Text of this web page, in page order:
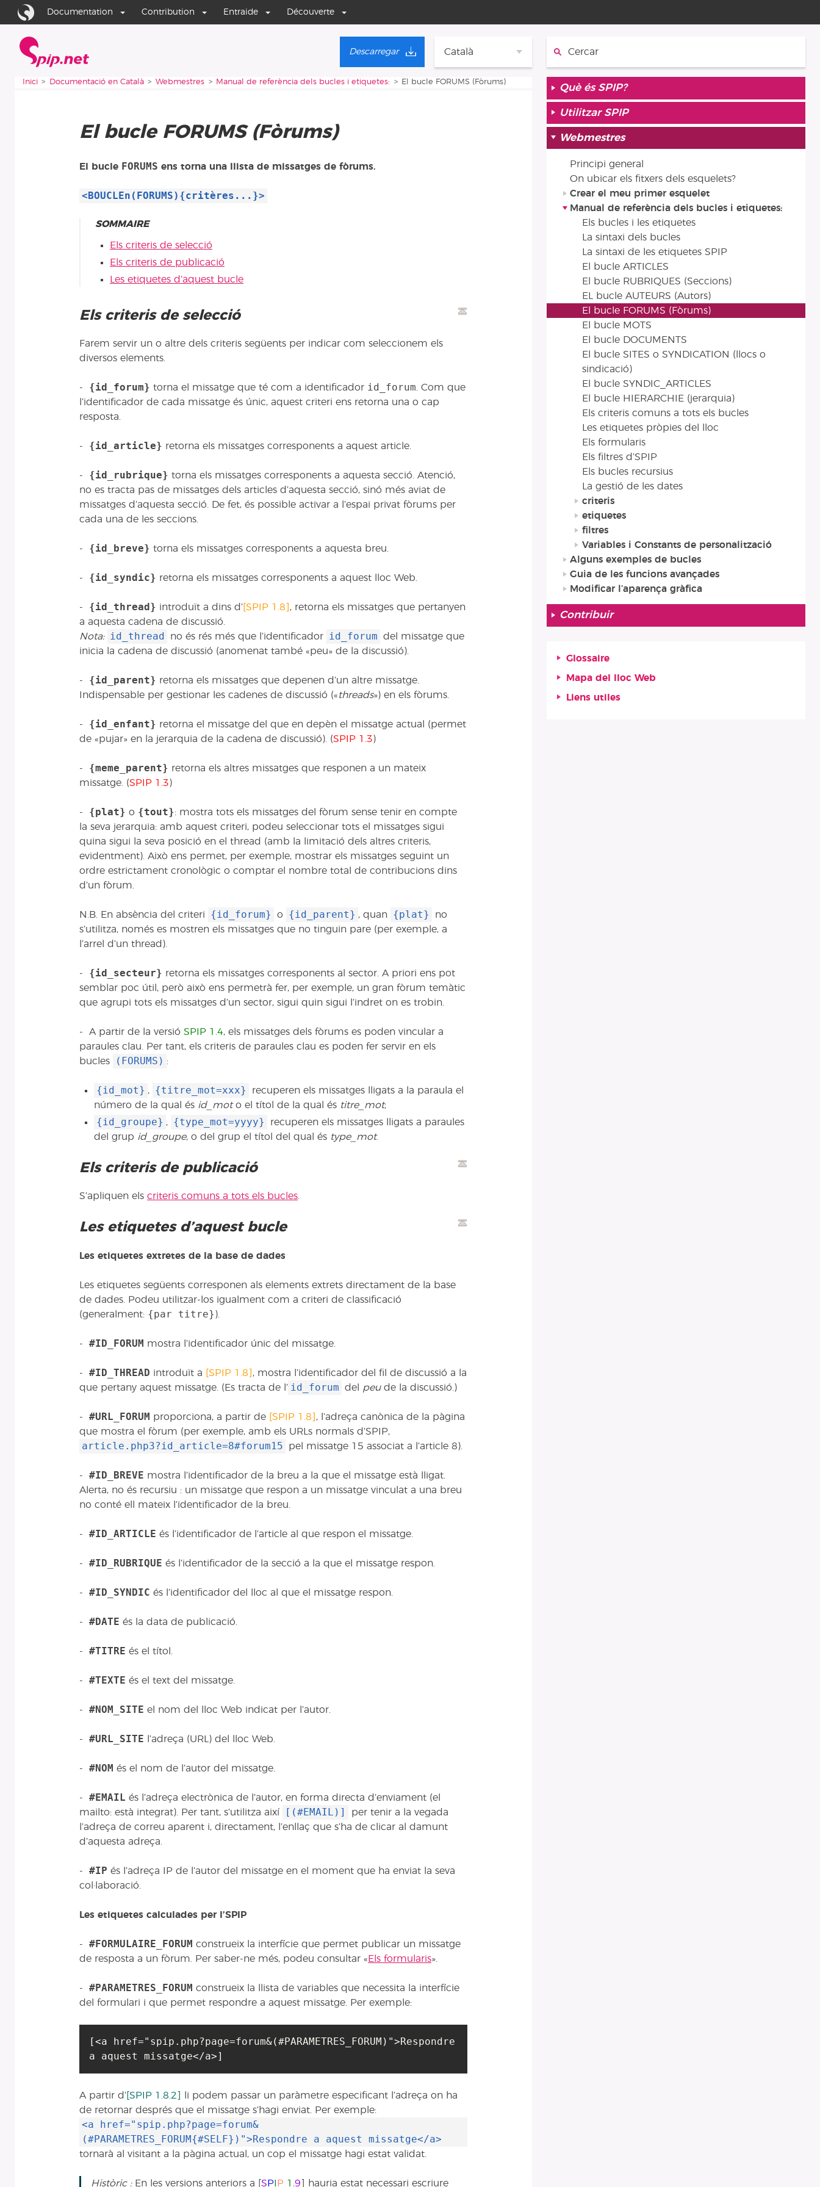
Aller au contenu
Aller à la navigation
Documentation Contribution Entraide Découverte
Català
Descarregar
Vous êtes ici :
Inici Documentació en Català Webmestres Manual de referència dels bucles i etiquetes: El bucle FORUMS (Fòrums)
El bucle FORUMS (Fòrums)
El bucle FORUMS ens torna una llista de missatges de fòrums.
<BOUCLEn(FORUMS){critères...}>
SOMMAIRE
Els criteris de selecció
Els criteris de publicació
Les etiquetes d’aquest bucle
Els criteris de selecció
Farem servir un o altre dels criteris següents per indicar com seleccionem els
diversos elements.
- {id_forum} torna el missatge que té com a identificador id_forum. Com que
l’identificador de cada missatge és únic, aquest criteri ens retorna una o cap
resposta.
- {id_article} retorna els missatges corresponents a aquest article.
- {id_rubrique} torna els missatges corresponents a aquesta secció. Atenció,
no es tracta pas de missatges dels articles d’aquesta secció, sinó més aviat de
missatges d’aquesta secció. De fet, és possible activar a l’espai privat fòrums per
cada una de les seccions.
- {id_breve} torna els missatges corresponents a aquesta breu.
- {id_syndic} retorna els missatges corresponents a aquest lloc Web.
- {id_thread} introduït a dins d’ [SPIP 1.8] , retorna els missatges que pertanyen
a aquesta cadena de discussió.
Nota:
id_thread no és rés més que l’identificador id_forum
del missatge que
inicia la cadena de discussió (anomenat també «peu» de la discussió).
- {id_parent} retorna els missatges que depenen d’un altre missatge.
Indispensable per gestionar les cadenes de discussió («threads») en els fòrums.
- {id_enfant} retorna el missatge del que en depèn el missatge actual (permet
de «pujar» en la jerarquia de la cadena de discussió). (SPIP 1.3)
- {meme_parent} retorna els altres missatges que responen a un mateix
missatge. (SPIP 1.3)
- {plat} o {tout}: mostra tots els missatges del fòrum sense tenir en compte
la seva jerarquia: amb aquest criteri, podeu seleccionar tots el missatges sigui
quina sigui la seva posició en el thread (amb la limitació dels altres criteris,
evidentment). Això ens permet, per exemple, mostrar els missatges seguint un
ordre estrictament cronològic o comptar el nombre total de contribucions dins
d’un fòrum.
N.B. En absència del criteri {id_forum} o {id_parent} , quan {plat}
no
s’utilitza, només es mostren els missatges que no tinguin pare (per exemple, a
l’arrel d’un thread).
- {id_secteur} retorna els missatges corresponents al sector. A priori ens pot
semblar poc útil, però això ens permetrà fer, per exemple, un gran fòrum temàtic
que agrupi tots els missatges d’un sector, sigui quin sigui l’indret on es trobin.
- A partir de la versió SPIP 1.4, els missatges dels fòrums es poden vincular a
paraules clau. Per tant, els criteris de paraules clau es poden fer servir en els
bucles
(FORUMS) :
{id_mot} , {titre_mot=xxx}
recuperen els missatges lligats a la paraula el
número de la qual és id_moto el títol de la qual és titre_mot;
{id_groupe} , {type_mot=yyyy}
recuperen els missatges lligats a paraules
del grup id_groupe, o del grup el títol del qual és type_mot.
Els criteris de publicació
S’apliquen els criteris comuns a tots els bucles.
Les etiquetes d’aquest bucle
Les etiquetes extretes de la base de dades
Les etiquetes següents corresponen als elements extrets directament de la base
de dades. Podeu utilitzar-los igualment com a criteri de classificació
(generalment: {par titre} ).
- #ID_FORUM mostra l’identificador únic del missatge.
- #ID_THREAD introduït a [SPIP 1.8] , mostra l’identificador del fil de discussió a la
que pertany aquest missatge. (Es tracta de l’ id_forum del peude la discussió.)
- #URL_FORUM proporciona, a partir de [SPIP 1.8] , l’adreça canònica de la pàgina
que mostra el fòrum (per exemple, amb els URLs normals d’SPIP,
article.php3?id_article=8#forum15 pel missatge 15 associat a l’article 8).
- #ID_BREVE mostra l’identificador de la breu a la que el missatge està lligat.
Alerta, no és recursiu : un missatge que respon a un missatge vinculat a una breu
no conté ell mateix l’identificador de la breu.
- #ID_ARTICLE és l’identificador de l’article al que respon el missatge.
- #ID_RUBRIQUE és l’identificador de la secció a la que el missatge respon.
- #ID_SYNDIC és l’identificador del lloc al que el missatge respon.
- #DATE és la data de publicació.
- #TITRE és el títol.
- #TEXTE és el text del missatge.
- #NOM_SITE el nom del lloc Web indicat per l’autor.
- #URL_SITE l’adreça (URL) del lloc Web.
- #NOM és el nom de l’autor del missatge.
- #EMAIL és l’adreça electrònica de l’autor, en forma directa d’enviament (el
mailto: està integrat). Per tant, s’utilitza així
[(#EMAIL)]
per tenir a la vegada
l’adreça de correu aparent i, directament, l’enllaç que s’ha de clicar al damunt
d’aquesta adreça.
- #IP és l’adreça IP de l’autor del missatge en el moment que ha enviat la seva
col·laboració.
Les etiquetes calculades per l’SPIP
- #FORMULAIRE_FORUM construeix la interfície que permet publicar un missatge
de resposta a un fòrum. Per saber-ne més, podeu consultar « Els formularis».
- #PARAMETRES_FORUM construeix la llista de variables que necessita la interfície
del formulari i que permet respondre a aquest missatge. Per exemple:
[<a href="spip.php?page=forum&(#PARAMETRES_FORUM)">Respondre
A partir d’ [SPIP 1.8.2]
li podem passar un paràmetre especificant l’adreça on ha
de retornar després que el missatge s’hagi enviat. Per exemple:
<a href="spip.php?page=forum&
(#PARAMETRES_FORUM{#SELF})">Respondre a aquest missatge</a>
tornarà al visitant a la pàgina actual, un cop el missatge hagi estat validat.
Històric :En les versions anteriors a [ S P P 1 9 ] hauria estat necessari escriure
Què és SPIP?
Utilitzar SPIP
Webmestres
Principi general
On ubicar els fitxers dels esquelets?
Crear el meu primer esquelet
Manual de referència dels bucles i etiquetes:
Els bucles i les etiquetes
La sintaxi dels bucles
La sintaxi de les etiquetes SPIP
El bucle ARTICLES
El bucle RUBRIQUES (Seccions)
EL bucle AUTEURS (Autors)
El bucle FORUMS (Fòrums)
El bucle MOTS
El bucle DOCUMENTS
El bucle SITES o SYNDICATION (llocs o
sindicació)
El bucle SYNDIC_ARTICLES
El bucle HIERARCHIE (jerarquia)
Els criteris comuns a tots els bucles
Les etiquetes pròpies del lloc
Els formularis
Els filtres d’SPIP
Els bucles recursius
La gestió de les dates
criteris
etiquetes
filtres
Variables i Constants de personalització
Alguns exemples de bucles
Guia de les funcions avançades
Modificar l’aparença gràfica
Contribuir
Glossaire
Mapa del lloc Web
Liens utiles